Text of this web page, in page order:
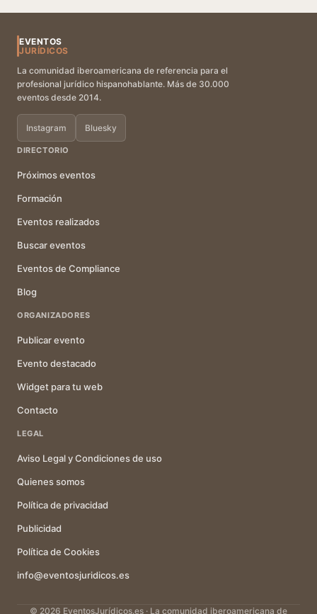
EVENTOS
JURÍDICOS
La comunidad iberoamericana de referencia para el
profesional jurídico hispanohablante. Más de 30.000
eventos desde 2014.
Instagram Bluesky
DIRECTORIO
Próximos eventos
Formación
Eventos realizados
Buscar eventos
Eventos de Compliance
Blog
ORGANIZADORES
Publicar evento
Evento destacado
Widget para tu web
Contacto
LEGAL
Aviso Legal y Condiciones de uso
Quienes somos
Política de privacidad
Publicidad
Política de Cookies
info@eventosjuridicos.es
© 2026 EventosJurídicos.es · La comunidad iberoamericana de